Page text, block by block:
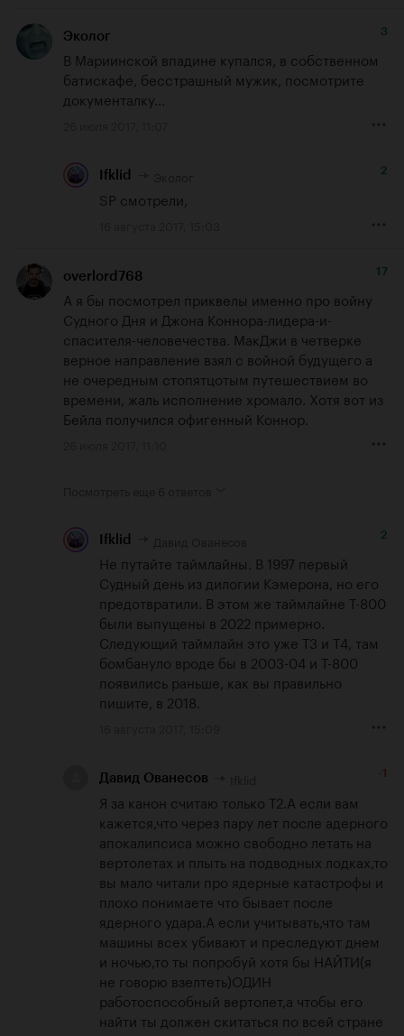
Эколог 3
В Мариинской впадине купался, в собственном
батискафе, бесстрашный мужик, посмотрите
документалку...
Ifklid 2
SP смотрели,
overlord768 17
А я бы посмотрел приквелы именно про войну
Судного Дня и Джона Коннора-лидера-и-
спасителя-человечества. МакДжи в четверке
верное направление взял с войной будущего а
не очередным стопятцотым путешествием во
времени, жаль исполнение хромало. Хотя вот из
Бейла получился офигенный Коннор.
Ifklid 2
Не путайте таймлайны. В 1997 первый
Судный день из дилогии Кэмерона, но его
предотвратили. В этом же таймлайне Т-800
были выпущены в 2022 примерно.
Следующий таймлайн это уже Т3 и Т4, там
бомбануло вроде бы в 2003-04 и Т-800
появились раньше, как вы правильно
пишите, в 2018.
Давид Ованесов -1
Я за канон считаю только Т2.А если вам
кажется,что через пару лет после адерного
апокалипсиса можно свободно летать на
вертолетах и плыть на подводных лодках,то
вы мало читали про ядерные катастрофы и
плохо понимаете что бывает после
ядерного удара.А если учитывать,что там
машины всех убивают и преследуют днем
и ночью,то ты попробуй хотя бы НАЙТИ(я
не говорю взелтеть)ОДИН
работоспособный вертолет,а чтобы его
найти ты должен скитаться по всей стране